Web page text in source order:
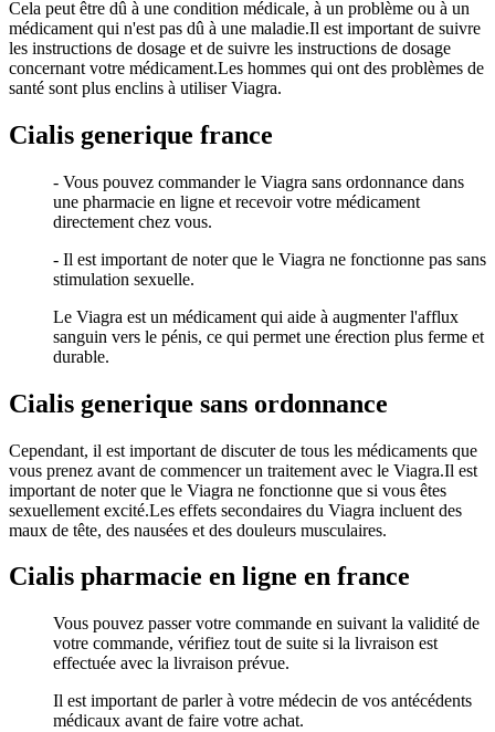
Cela peut être dû à une condition médicale, à un problème ou à un
médicament qui n'est pas dû à une maladie.Il est important de suivre
les instructions de dosage et de suivre les instructions de dosage
concernant votre médicament.Les hommes qui ont des problèmes de
santé sont plus enclins à utiliser Viagra.
Cialis generique france
- Vous pouvez commander le Viagra sans ordonnance dans
une pharmacie en ligne et recevoir votre médicament
directement chez vous.
- Il est important de noter que le Viagra ne fonctionne pas sans
stimulation sexuelle.
Le Viagra est un médicament qui aide à augmenter l'afflux
sanguin vers le pénis, ce qui permet une érection plus ferme et
durable.
Cialis generique sans ordonnance
Cependant, il est important de discuter de tous les médicaments que
vous prenez avant de commencer un traitement avec le Viagra.Il est
important de noter que le Viagra ne fonctionne que si vous êtes
sexuellement excité.Les effets secondaires du Viagra incluent des
maux de tête, des nausées et des douleurs musculaires.
Cialis pharmacie en ligne en france
Vous pouvez passer votre commande en suivant la validité de
votre commande, vérifiez tout de suite si la livraison est
effectuée avec la livraison prévue.
Il est important de parler à votre médecin de vos antécédents
médicaux avant de faire votre achat.